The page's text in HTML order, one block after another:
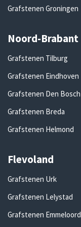
Grafstenen Groningen
Noord-Brabant
Grafstenen Tilburg
Grafstenen Eindhoven
Grafstenen Den Bosch
Grafstenen Breda
Grafstenen Helmond
Flevoland
Grafstenen Urk
Grafstenen Lelystad
Grafstenen Emmeloord